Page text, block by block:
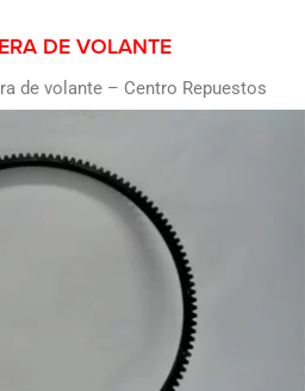
DE VOLANTE
de volante – Centro Repuestos